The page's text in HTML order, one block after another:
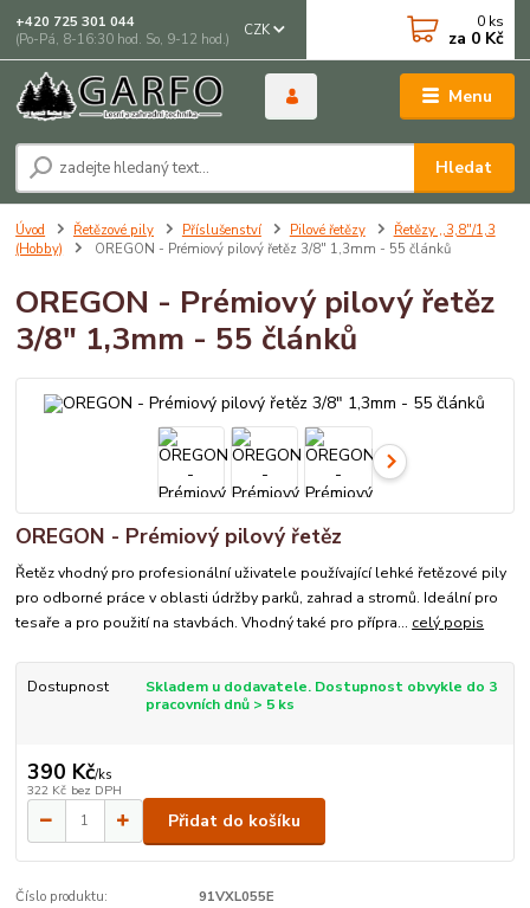
Menu
CZK
Hledat
+420 725 301 044
(Po-Pá, 8-16:30 hod. So, 9-12 hod.)
0 ks
za 0 Kč
Úvod Řetězové pily Příslušenství Pilové řetězy
Řetězy ,,3,8"/1,3
(Hobby)
OREGON - Prémiový pilový řetěz 3/8" 1,3mm - 55 článků
OREGON - Prémiový pilový řetěz
3/8" 1,3mm - 55 článků
OREGON - Prémiový pilový řetěz
Řetěz vhodný pro profesionální uživatele používající lehké řetězové pily
pro odborné práce v oblasti údržby parků, zahrad a stromů. Ideální pro
tesaře a pro použití na stavbách. Vhodný také pro přípra... celý popis
Dostupnost
Skladem u dodavatele. Dostupnost obvykle do 3
pracovních dnů > 5 ks
390 Kč/ks
322 Kč bez DPH
Přidat do košíku
Číslo produktu: 91VXL055E